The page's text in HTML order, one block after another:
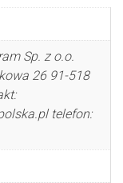
Sp. z o.o.
26 91-518
telefon: